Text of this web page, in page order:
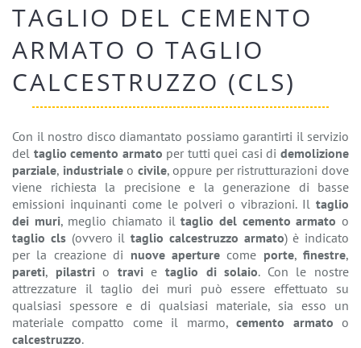
TAGLIO DEL CEMENTO
ARMATO O TAGLIO
CALCESTRUZZO (CLS)
Con il nostro disco diamantato possiamo garantirti il servizio
del taglio cemento armato per tutti quei casi didemolizione
parziale, industrialeo civile, oppure per ristrutturazioni dove
viene richiesta la precisione e la generazione di basse
emissioni inquinanti come le polveri o vibrazioni. Il taglio
dei muri, meglio chiamato iltaglio del cemento armato o
taglio cls(ovvero il taglio calcestruzzo armato) è indicato
per la creazione di nuove aperturecome porte, finestre,
pareti, pilastrio travietaglio di solaio. Con le nostre
attrezzature il taglio dei muri può essere effettuato su
qualsiasi spessore e di qualsiasi materiale, sia esso un
materiale compatto come il marmo,cemento armato o
calcestruzzo.